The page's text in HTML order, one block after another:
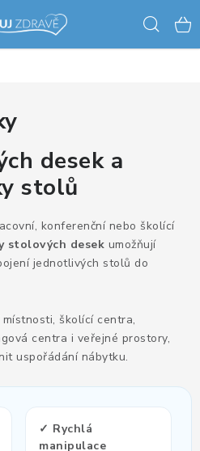
desek a
stolů
konferenční nebo školící
stolových desek umožňují
jednotlivých stolů do
školící centra,
centra i veřejné prostory,
uspořádání nábytku.
✓ Rychlá
manipulace